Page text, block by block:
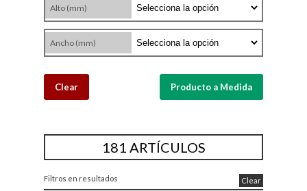
Alto (mm)
Ancho (mm)
Clear Producto a Medida
181 ARTÍCULOS
Filtros en resultados Clear